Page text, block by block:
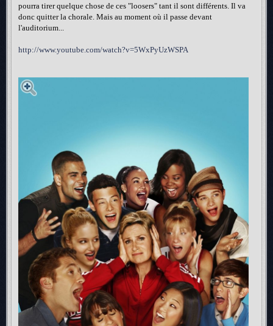
pourra tirer quelque chose de ces "loosers" tant il sont différents. Il va
donc quitter la chorale. Mais au moment où il passe devant
l'auditorium...
http://www.youtube.com/watch?v=5WxPyUzWSPA